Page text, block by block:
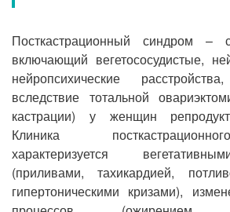
Посткастрационный синдром –
включающий вегетососудистые,
нейропсихические
вследствие тотальной
кастрации) у женщин
Клиника
характеризуется
(приливами, тахикардией,
гипертоническими кризами),